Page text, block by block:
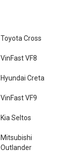
Toyota Cross
VinFast VF8
Hyundai Creta
VinFast VF9
Kia Seltos
Mitsubishi
Outlander